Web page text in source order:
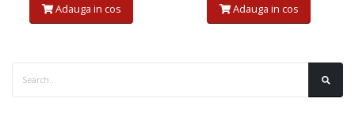
Adauga in cos Adauga in cos